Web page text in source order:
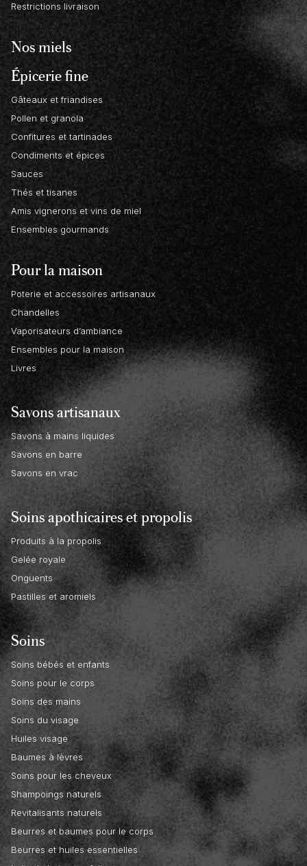
Restrictions livraison
Nos miels
Épicerie fine
Gâteaux et friandises
Pollen et granola
Confitures et tartinades
Condiments et épices
Sauces
Thés et tisanes
Amis vignerons et vins de miel
Ensembles gourmands
Pour la maison
Poterie et accessoires artisanaux
Chandelles
Vaporisateurs d’ambiance
Ensembles pour la maison
Livres
Savons artisanaux
Savons à mains liquides
Savons en barre
Savons en vrac
Soins apothicaires et propolis
Produits à la propolis
Gelée royale
Onguents
Pastilles et aromiels
Soins
Soins bébés et enfants
Soins pour le corps
Soins des mains
Soins du visage
Huiles visage
Baumes à lèvres
Soins pour les cheveux
Shampoings naturels
Revitalisants naturels
Beurres et baumes pour le corps
Beurres et huiles essentielles